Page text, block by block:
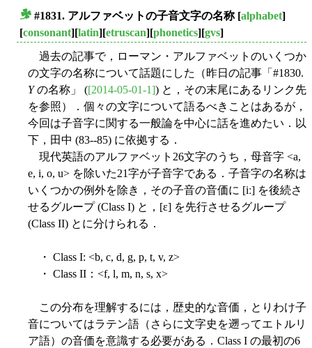
#1831. アルファベットの子音文字の名称[alphabet]
[consonant][latin][etruscan][phonetics][gvs]
過去の記事で，ローマン・アルファベットのいくつか
の文字の名称について話題にした（昨日の記事「#1830.
Yの名称」 ([2014-05-01-1]) と，その末尾にあるリンク先
を参照）．個々の文字について語るべきことはあるが，
今回は子音字に関する一般論を中心に話を進めたい．以
下，田中 (83--85) に依拠する．
現代英語のアルファベット26文字のうち，母音字 <a,
e, i, o, u> を除いた21字が子音字である．子音字の名称は
いくつかの例外を除き，その子音の音価に [iː] を後続さ
せるグループ (Class I) と，[ɛ] を先行させるグループ
(Class II) とに分けられる．
・ Class I: <b, c, d, g, p, t, v, z>
・ Class II：<f, l, m, n, s, x>
この分布を理解するには，歴史的な音価，とりわけ子
音についてはラテン語（さらに文字史を遡ってエトルリ
ア語）の音価を意識する必要がある．Class I の最初の6